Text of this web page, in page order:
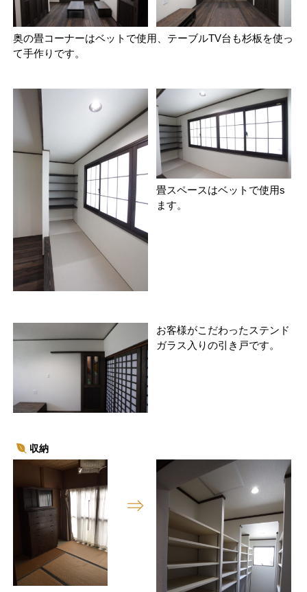
奥の畳コーナーはベットで使用、テーブルTV台も杉板を使っ
て手作りです。
畳スペースはベットで使用s
ます。
お客様がこだわったステンド
ガラス入りの引き戸です。
収納